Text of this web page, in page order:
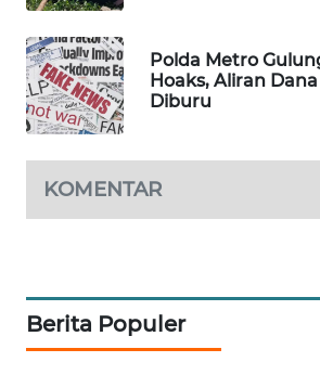
Polda Metro
Hoaks, Aliran
Diburu
KOMENTAR
Berita Populer
SELEB
WAHANA
PERSONA
WAHANA
WAHANA